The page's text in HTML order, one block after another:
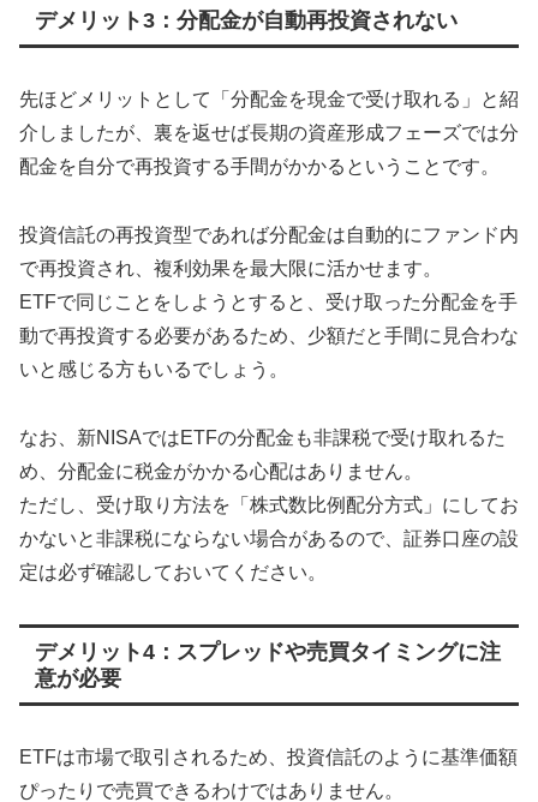
デメリット3：分配金が自動再投資されない
先ほどメリットとして「分配金を現金で受け取れる」と紹
介しましたが、裏を返せば長期の資産形成フェーズでは分
配金を自分で再投資する手間がかかるということです。
投資信託の再投資型であれば分配金は自動的にファンド内
で再投資され、複利効果を最大限に活かせます。
ETFで同じことをしようとすると、受け取った分配金を手
動で再投資する必要があるため、少額だと手間に見合わな
いと感じる方もいるでしょう。
なお、新NISAではETFの分配金も非課税で受け取れるた
め、分配金に税金がかかる心配はありません。
ただし、受け取り方法を「株式数比例配分方式」にしてお
かないと非課税にならない場合があるので、証券口座の設
定は必ず確認しておいてください。
デメリット4：スプレッドや売買タイミングに注
意が必要
ETFは市場で取引されるため、投資信託のように基準価額
ぴったりで売買できるわけではありません。